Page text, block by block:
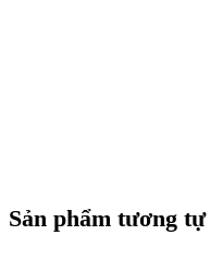
Sản phẩm tương tự